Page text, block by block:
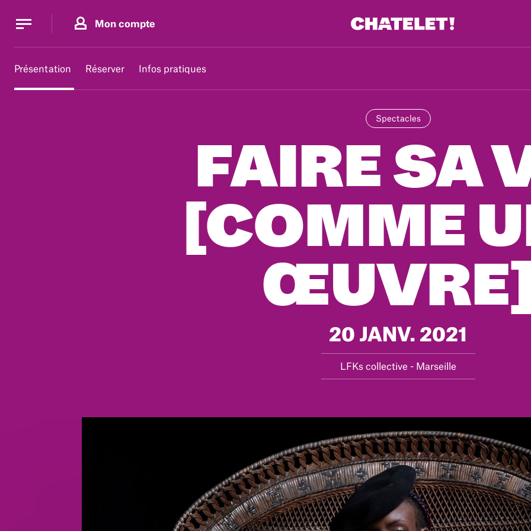
Mon compte
Présentation Réserver Infos pratiques
Spectacles
FAIRE SA
[COMME
20 JANV. 2021
LFKs collective - Marseille